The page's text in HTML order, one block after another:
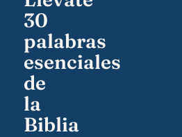
30
palabras
esenciales
de
la
Biblia